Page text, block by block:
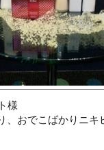
様
、おでこばかりニキ